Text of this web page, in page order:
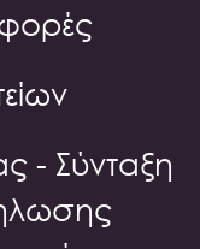
- Σύνταξη